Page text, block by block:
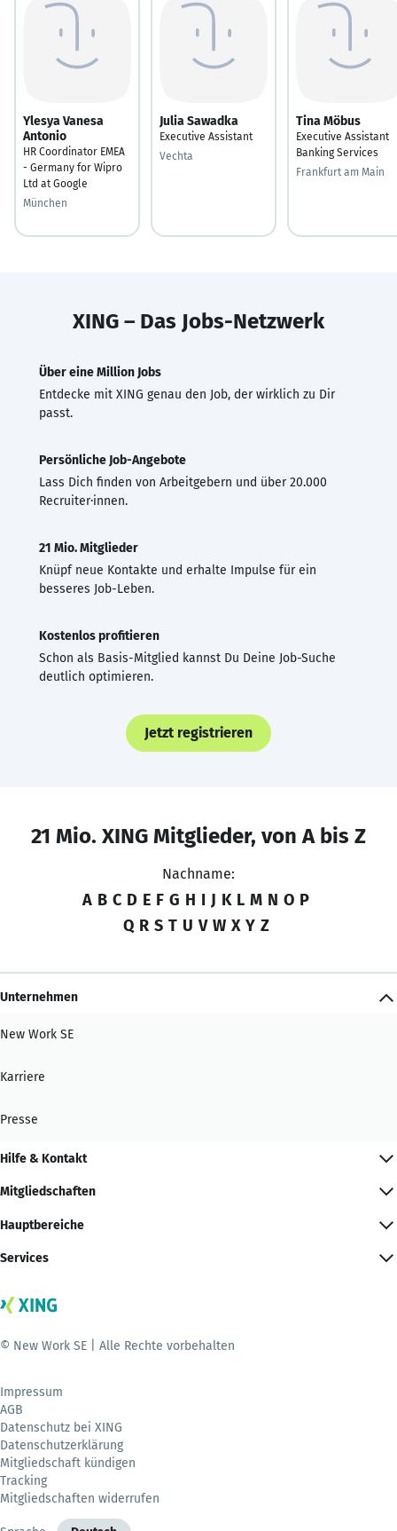
Ylesya Vanesa
Antonio
HR Coordinator EMEA
- Germany for Wipro
Ltd at Google
München
Julia Sawadka
Executive Assistant
Vechta
Tina Möbus
Executive Assistant
Banking Services
Frankfurt am Main
XING – Das Jobs-Netzwerk
Über eine Million Jobs
Entdecke mit XING genau den Job, der wirklich zu Dir
passt.
Persönliche Job-Angebote
Lass Dich finden von Arbeitgebern und über 20.000
Recruiter·innen.
21 Mio. Mitglieder
Knüpf neue Kontakte und erhalte Impulse für ein
besseres Job-Leben.
Kostenlos profitieren
Schon als Basis-Mitglied kannst Du Deine Job-Suche
deutlich optimieren.
Jetzt registrieren
21 Mio. XING Mitglieder, von A bis Z
Nachname:
A B C D E F G H I J K L M N O P
Q R S T U V W X Y Z
Unternehmen
New Work SE
Karriere
Presse
Hilfe & Kontakt
Mitgliedschaften
Hauptbereiche
Services
© New Work SE | Alle Rechte vorbehalten
Impressum
AGB
Datenschutz bei XING
Datenschutzerklärung
Mitgliedschaft kündigen
Tracking
Mitgliedschaften widerrufen